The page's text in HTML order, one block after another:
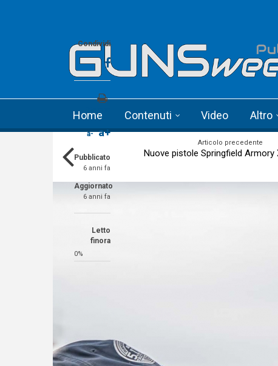
Home Contenuti Video Altro
Articolo precedente
Nuove pistole Springfield Armory
Condividi
a- a+
Pubblicato
6 anni fa
Aggiornato
6 anni fa
Letto
finora
0%